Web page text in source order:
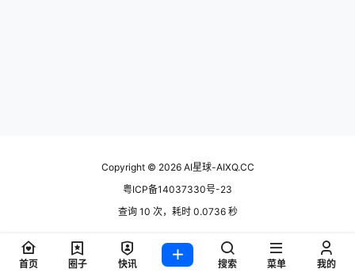
Copyright © 2026AI星球-AIXQ.CC
粤ICP备14037330号-23
查询 10 次，耗时 0.0736 秒
首页 圈子 快讯 搜索 菜单 我的